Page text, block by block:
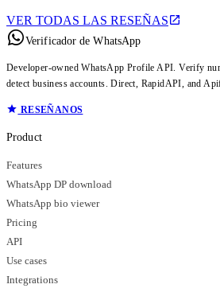
VER TODAS LAS RESEÑAS
Verificador de WhatsApp
Developer-owned WhatsApp Profile API. Verify
detect business accounts. Direct, RapidAPI, and
RESEÑANOS
Product
Features
WhatsApp DP download
WhatsApp bio viewer
Pricing
API
Use cases
Integrations